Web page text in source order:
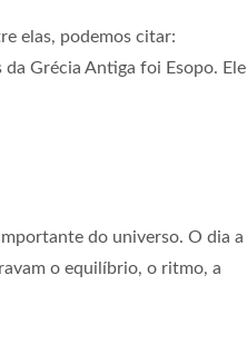
elas, podemos citar:
Grécia Antiga foi Esopo. Ele
do universo. O dia a
o equilíbrio, o ritmo, a